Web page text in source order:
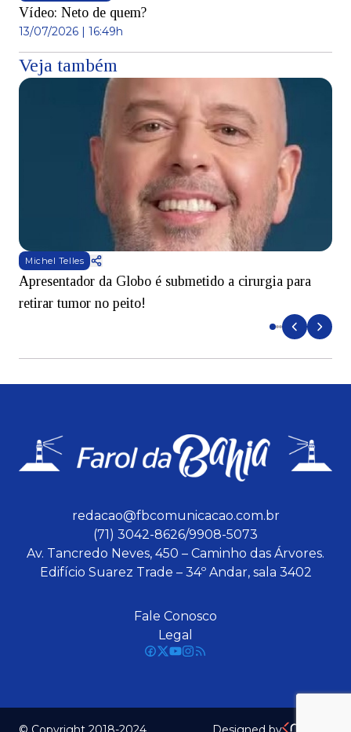
Vídeo: Neto de quem?
13/07/2026 | 16:49h
Veja também
Michel Telles
Apresentador da Globo é submetido a cirurgia para
retirar tumor no peito!
redacao@fbcomunicacao.com.br
(71) 3042-8626/9908-5073
Av. Tancredo Neves, 450 – Caminho das Árvores.
Edifício Suarez Trade – 34º Andar, sala 3402
Fale Conosco
Legal